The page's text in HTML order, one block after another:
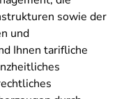
sowie der
und
Ihnen tarifliche